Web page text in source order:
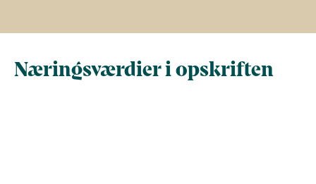
Næringsværdier i opskriften